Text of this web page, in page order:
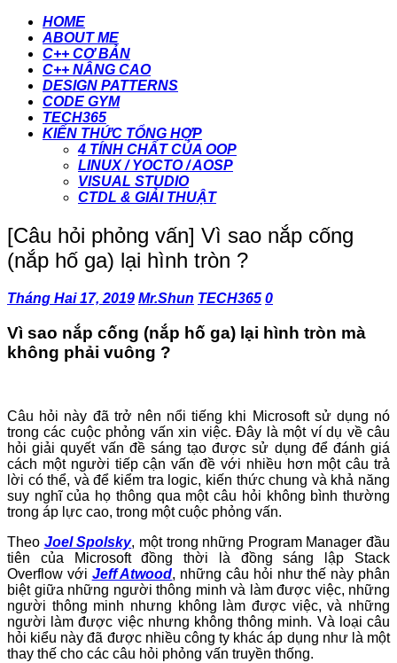
HOME
ABOUT ME
C++ CƠ BẢN
C++ NÂNG CAO
DESIGN PATTERNS
CODE GYM
TECH365
KIẾN THỨC TỔNG HỢP
4 TÍNH CHẤT CỦA OOP
LINUX / YOCTO / AOSP
VISUAL STUDIO
CTDL & GIẢI THUẬT
[Câu hỏi phỏng vấn] Vì sao nắp cống
(nắp hố ga) lại hình tròn ?
Tháng Hai 17, 2019 Mr.Shun TECH365 0
Vì sao nắp cống (nắp hố ga) lại hình tròn mà
không phải vuông ?
Câu hỏi này đã trở nên nổi tiếng khi Microsoft sử dụng nó
trong các cuộc phỏng vấn xin việc. Đây là một ví dụ về câu
hỏi giải quyết vấn đề sáng tạo được sử dụng để đánh giá
cách một người tiếp cận vấn đề với nhiều hơn một câu trả
lời có thể, và để kiểm tra logic, kiến thức chung và khả năng
suy nghĩ của họ thông qua một câu hỏi không bình thường
trong áp lực cao, trong một cuộc phỏng vấn.
Theo Joel Spolsky, một trong những Program Manager đầu
tiên của Microsoft đồng thời là đồng sáng lập Stack
Overflow với Jeff Atwood, những câu hỏi như thế này phân
biệt giữa những người thông minh và làm được việc, những
người thông minh nhưng không làm được việc, và những
người làm được việc nhưng không thông minh. Và loại câu
hỏi kiểu này đã được nhiều công ty khác áp dụng như là một
thay thế cho các câu hỏi phỏng vấn truyền thống.